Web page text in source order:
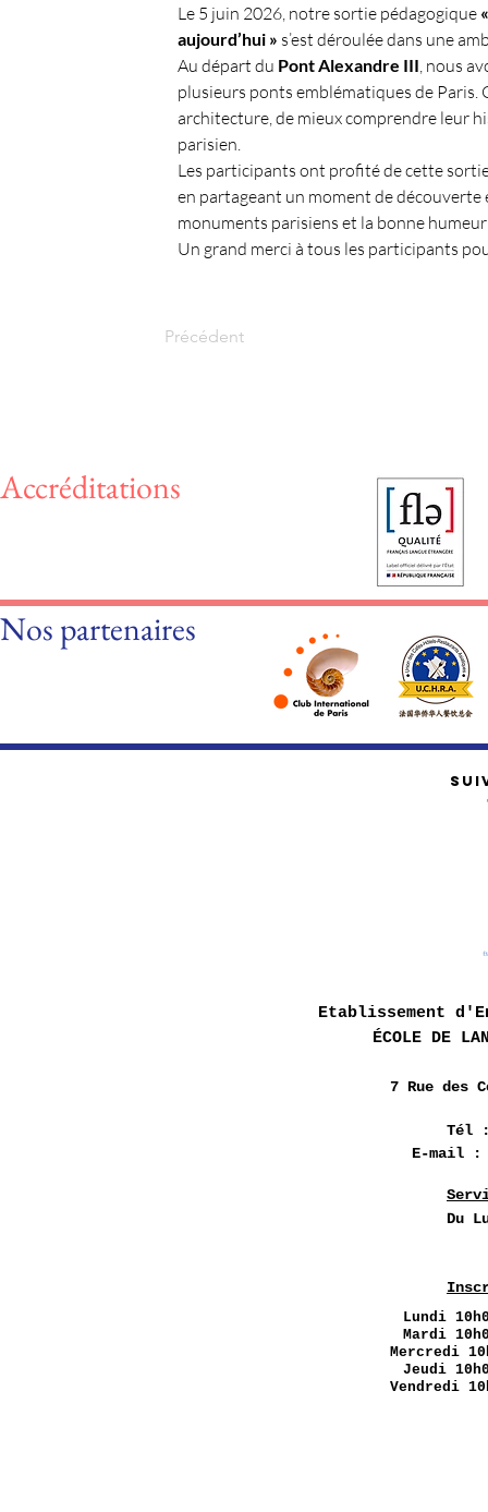
Le 5 juin 2026, notre sortie pédagogique
aujourd’hui » s’est déroulée dans une
Au départ du Pont Alexandre III, nous
plusieurs ponts emblématiques de Paris.
architecture, de mieux comprendre leur
parisien.
Les participants ont profité de cette
en partageant un moment de découverte
monuments parisiens et la bonne
Un grand merci à tous les participants
Précédent
Accréditations
Nos partenaires
Etablissement
ÉCOLE DE
7 Rue des
Tél
E-mail
Du
Lundi
Mardi
Mercredi
Jeudi
Vendredi